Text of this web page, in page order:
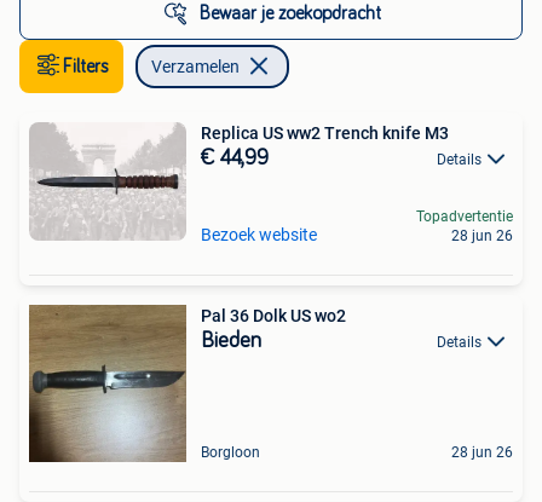
Bewaar je zoekopdracht
Filters Verzamelen
Replica US ww2 Trench knife M3
€ 44,99 Details
Bezoek website
Topadvertentie
28 jun 26
Pal 36 Dolk US wo2
Bieden Details
Borgloon 28 jun 26